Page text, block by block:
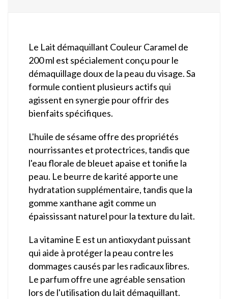
Le Lait démaquillant Couleur Caramel de
200 ml est spécialement conçu pour le
démaquillage doux de la peau du visage. Sa
formule contient plusieurs actifs qui
agissent en synergie pour offrir des
bienfaits spécifiques.
L'huile de sésame offre des propriétés
nourrissantes et protectrices, tandis que
l'eau florale de bleuet apaise et tonifie la
peau. Le beurre de karité apporte une
hydratation supplémentaire, tandis que la
gomme xanthane agit comme un
épaississant naturel pour la texture du lait.
La vitamine E est un antioxydant puissant
qui aide à protéger la peau contre les
dommages causés par les radicaux libres.
Le parfum offre une agréable sensation
lors de l'utilisation du lait démaquillant.